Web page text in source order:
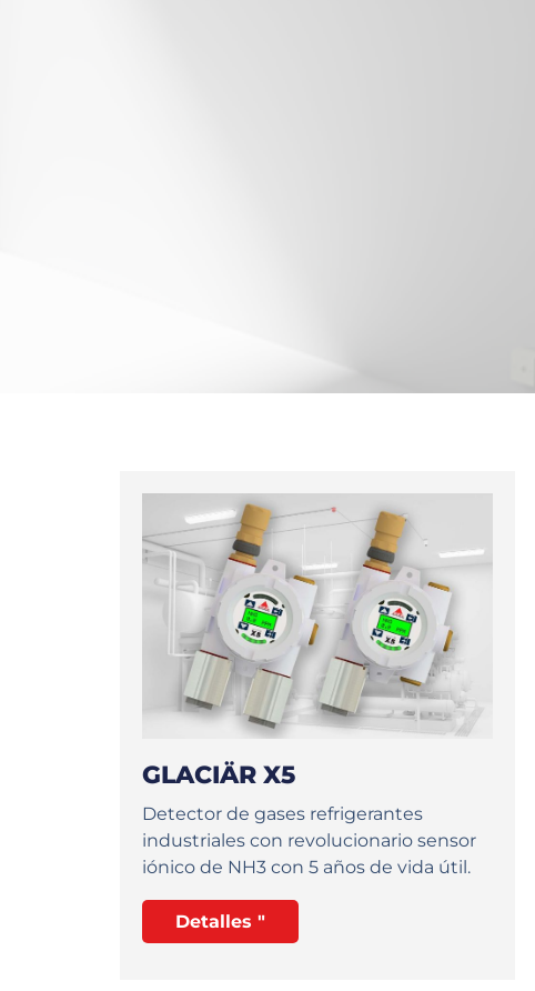
GLACIÄR X5
Detector de gases refrigerantes
industriales con revolucionario sensor
iónico de NH3 con 5 años de vida útil.
Detalles "